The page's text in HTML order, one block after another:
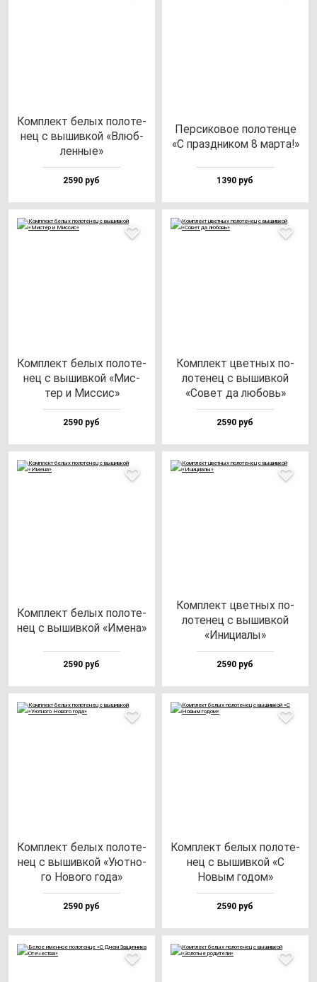
Ком­плект бе­лых по­ло­те­
нец с вы­шив­кой «Влюб­
лен­ные»
2590 руб
Пер­си­ко­вое по­ло­тен­це
«С праз­дни­ком 8 мар­та!»
1390 руб
Ком­плект бе­лых по­ло­те­
нец с вы­шив­кой «Мис­
тер и Мис­сис»
2590 руб
Ком­плект цвет­ных по­
ло­те­нец с вы­шив­кой
«Совет да лю­бовь»
2590 руб
Ком­плект бе­лых по­ло­те­
нец с вы­шив­кой «Име­на»
2590 руб
Ком­плект цвет­ных по­
ло­те­нец с вы­шив­кой
«Ини­ци­алы»
2590 руб
Ком­плект бе­лых по­ло­те­
нец с вы­шив­кой «Уют­но­
го Ново­го го­да»
2590 руб
Ком­плект бе­лых по­ло­те­
нец с вы­шив­кой «С
Новым го­дом»
2590 руб